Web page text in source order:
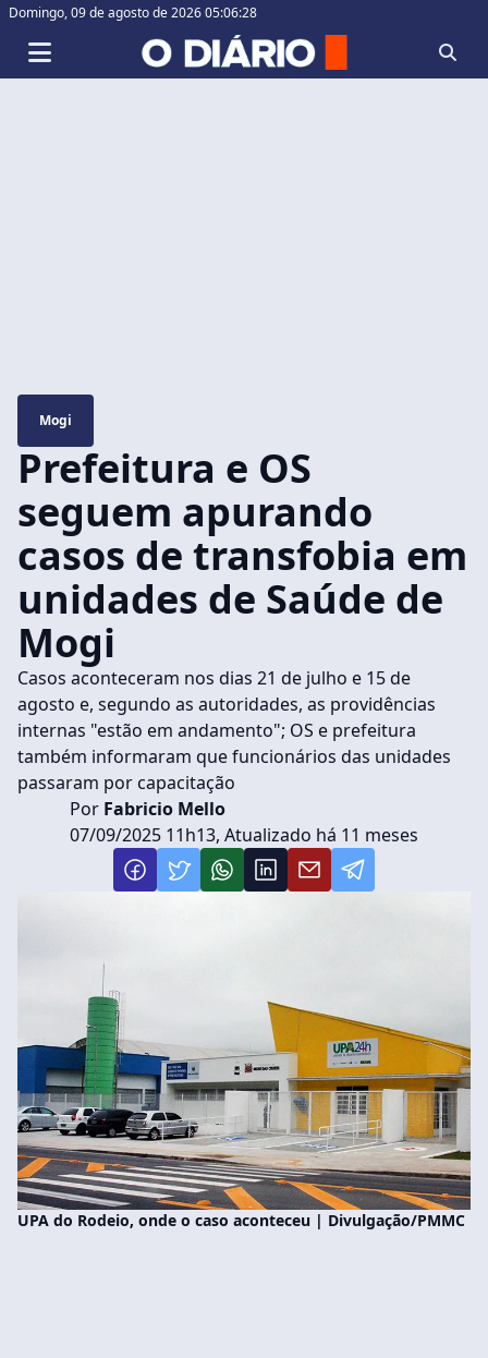
Domingo,09 de agosto de 2026 05:06:28
Mogi
Prefeitura e OS
seguem apurando
casos de transfobia em
unidades de Saúde de
Mogi
Casos aconteceram nos dias 21 de julho e 15 de
agosto e, segundo as autoridades, as providências
internas "estão em andamento"; OS e prefeitura
também informaram que funcionários das unidades
passaram por capacitação
Por Fabricio Mello
07/09/2025 11h13, Atualizado há 11 meses
UPA do Rodeio, onde o caso aconteceu | Divulgação/PMMC